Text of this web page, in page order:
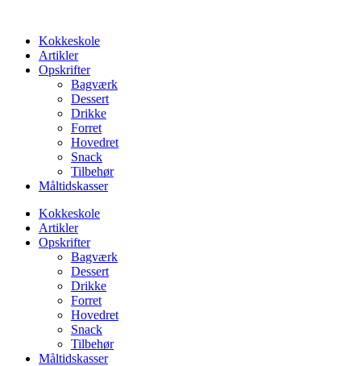
indholdKokkeskole
Artikler
Opskrifter
Bagværk
Dessert
Drikke
Forret
Hovedret
Snack
Tilbehør
Måltidskasser
Kokkeskole
Artikler
Opskrifter
Bagværk
Dessert
Drikke
Forret
Hovedret
Snack
Tilbehør
Måltidskasser